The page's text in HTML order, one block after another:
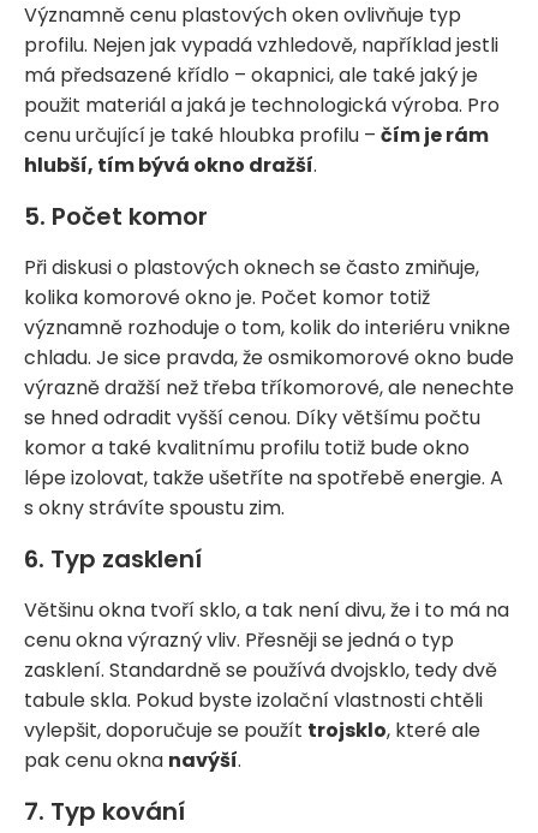
Významně cenu plastových oken ovlivňuje typ
profilu. Nejen jak vypadá vzhledově, například jestli
má předsazené křídlo – okapnici, ale také jaký je
použit materiál a jaká je technologická výroba. Pro
cenu určující je také hloubka profilu – čím je rám
hlubší, tím bývá okno dražší.
5. Počet komor
Při diskusi o plastových oknech se často zmiňuje,
kolika komorové okno je. Počet komor totiž
významně rozhoduje o tom, kolik do interiéru vnikne
chladu. Je sice pravda, že osmikomorové okno bude
výrazně dražší než třeba tříkomorové, ale nenechte
se hned odradit vyšší cenou. Díky většímu počtu
komor a také kvalitnímu profilu totiž bude okno
lépe izolovat, takže ušetříte na spotřebě energie. A
s okny strávíte spoustu zim.
6. Typ zasklení
Většinu okna tvoří sklo, a tak není divu, že i to má na
cenu okna výrazný vliv. Přesněji se jedná o typ
zasklení. Standardně se používá dvojsklo, tedy dvě
tabule skla. Pokud byste izolační vlastnosti chtěli
vylepšit, doporučuje se použít trojsklo, které ale
pak cenu okna navýší.
7. Typ kování